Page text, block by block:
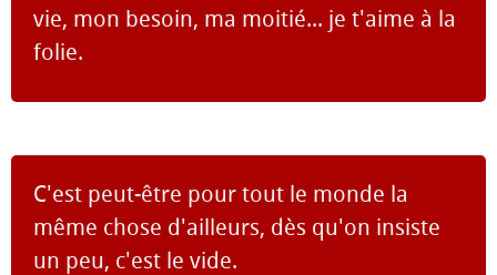
vie, mon besoin, ma moitié... je t'aime à la
folie.
C'est peut-être pour tout le monde la
même chose d'ailleurs, dès qu'on insiste
un peu, c'est le vide.